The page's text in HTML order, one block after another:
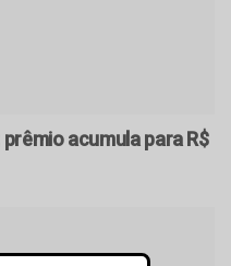
acumula para R$